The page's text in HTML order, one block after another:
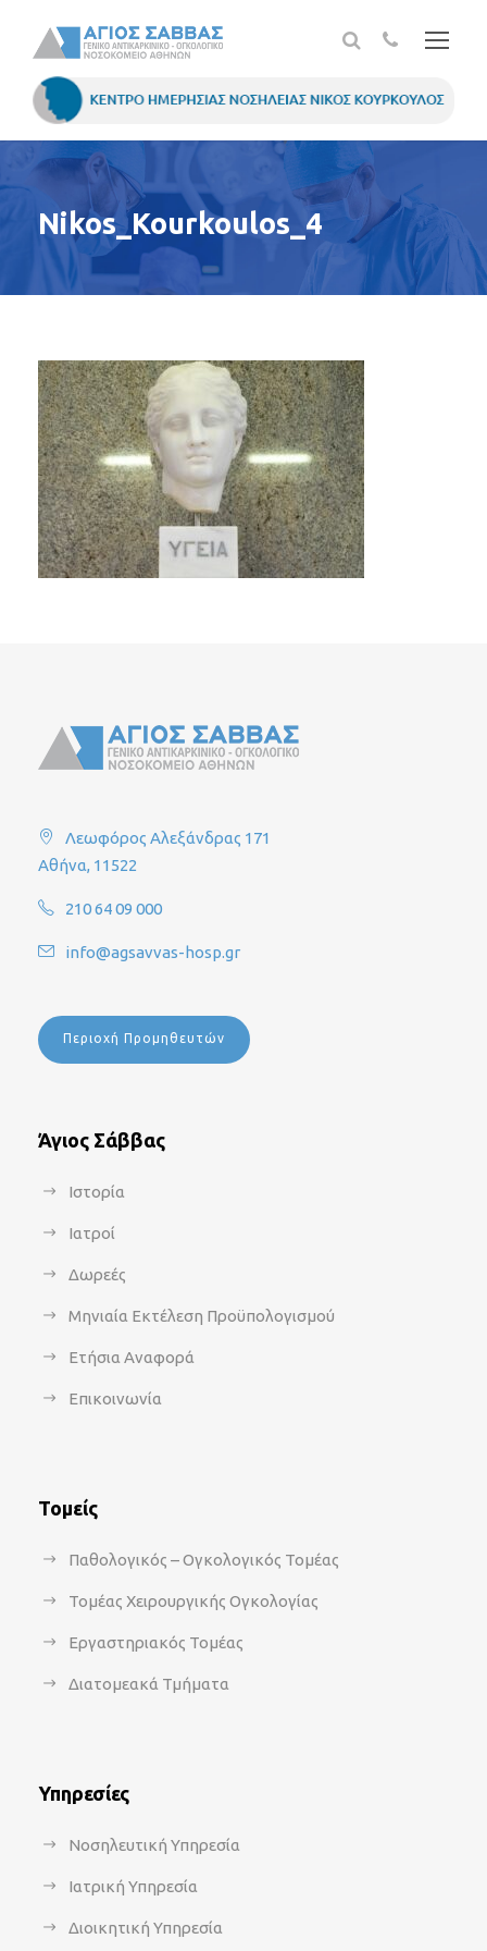
Nikos_Kourkoulos_4
Λεωφόρος Αλεξάνδρας 171
Αθήνα, 11522
210 64 09 000
info@agsavvas-hosp.gr
Περιοχή Προμηθευτών
Άγιος Σάββας
Ιστορία
Ιατροί
Δωρεές
Μηνιαία Εκτέλεση Προϋπολογισμού
Ετήσια Αναφορά
Επικοινωνία
Τομείς
Παθολογικός – Ογκολογικός Τομέας
Τομέας Χειρουργικής Ογκολογίας
Εργαστηριακός Τομέας
Διατομεακά Τμήματα
Υπηρεσίες
Νοσηλευτική Υπηρεσία
Ιατρική Υπηρεσία
Διοικητική Υπηρεσία